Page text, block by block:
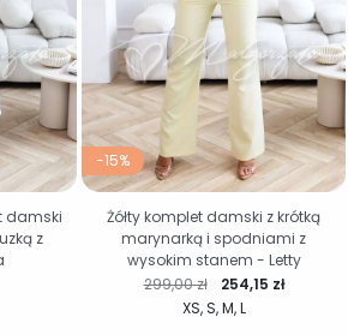
damski
z
-15%
XS S M L
Cena regularna
299,00 zł Cena
254,15 zł
Żółty komplet damski z krótką
marynarką i spodniami z
wysokim stanem - Letty